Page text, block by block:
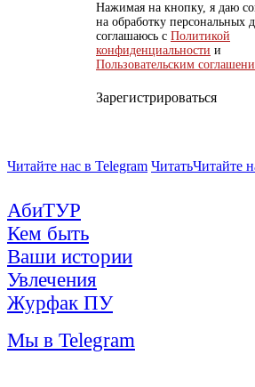
Нажимая на кнопку, я даю
на обработку персональных
соглашаюсь с Политикой
конфиденциальности и
Пользовательским
Зарегистрироваться
Читайте нас в Telegram ЧитатьЧитайте
АбиТУР
Кем быть
Ваши истории
Увлечения
Журфак ПУ
Мы в Telegram